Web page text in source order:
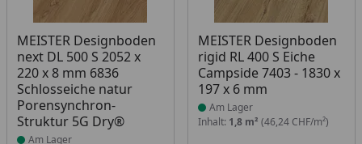
MEISTER Designboden
next DL 500 S 2052 x
220 x 8 mm 6836
Schlosseiche natur
Porensynchron-
Struktur 5G Dry®
Produkt am Lager
Am Lager
MEISTER Designboden
rigid RL 400 S Eiche
Campside 7403 - 1830 x
197 x 6 mm
Produkt am Lager
Am Lager
Inhalt: 1,8 m² (46,24 CHF/m²)